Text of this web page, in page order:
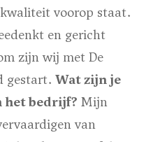
voorop staat.
en gericht
zijn wij met De
gestart. Wat zijn je
het bedrijf? Mijn
van